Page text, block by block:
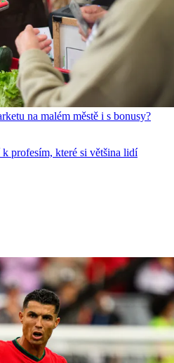
na malém městě i s bonusy?
profesím, které si většina lidí